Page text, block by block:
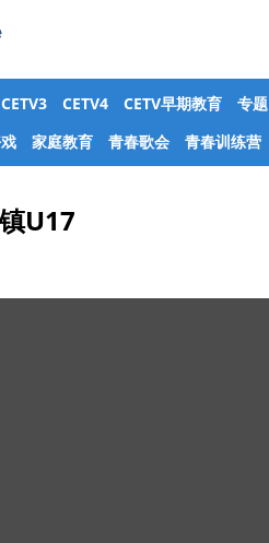
CETV3 CETV4 CETV早期教育
专题
家庭教育 青春歌会 青春训练营
U17